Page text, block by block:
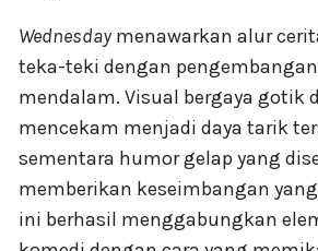
Wednesday menawarkan alur
teka-teki dengan
mendalam. Visual bergaya gotik
mencekam menjadi daya tarik
sementara humor gelap yang
memberikan keseimbangan
ini berhasil menggabungkan